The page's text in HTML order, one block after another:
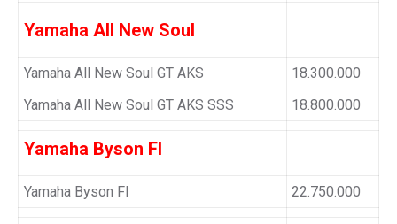
Yamaha All New Soul
Yamaha All New Soul GT AKS
18.300.000
Yamaha All New Soul GT AKS SSS
18.800.000
Yamaha Byson FI
Yamaha Byson FI 22.750.000